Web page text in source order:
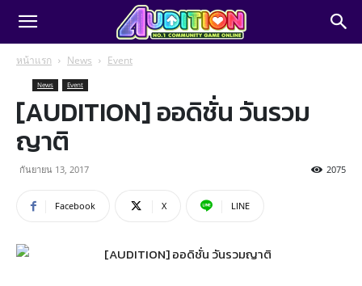
หน้าแรก News Event
News Event
[AUDITION] ออดิชั่น วันรวม
ญาติ
กันยายน 13, 2017 2075
Facebook X LINE